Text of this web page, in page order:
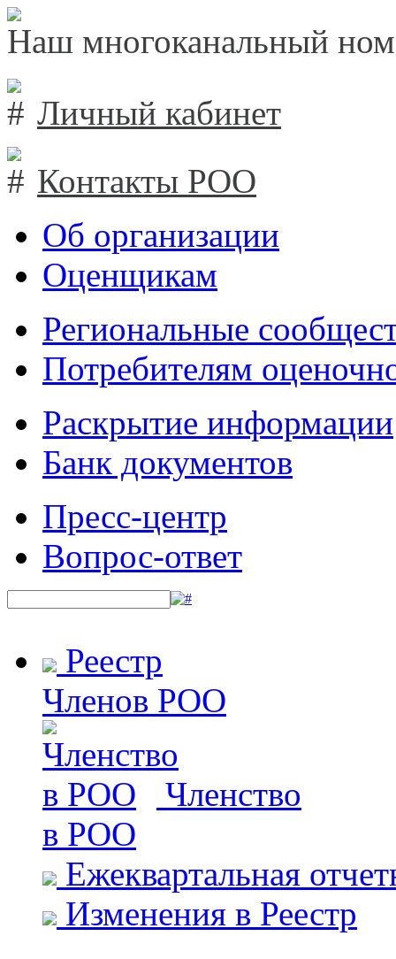
Наш многоканальный
Личный кабинет
Контакты РОО
Об организации
Оценщикам
Региональные
Потребителям
Раскрытие информации
Банк документов
Пресс-центр
Вопрос-ответ
Реестр
Членов РОО
Членство
в РОО
Ежеквартальная
Изменения в Реестр